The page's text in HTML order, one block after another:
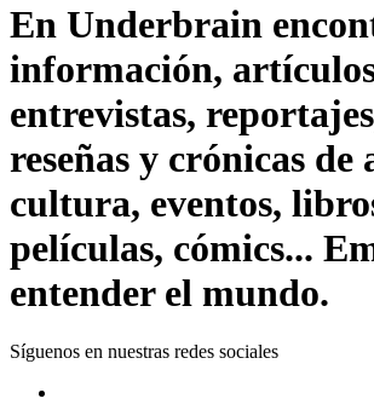
En Underbrain
información,
entrevistas,
reseñas y crónicas de
cultura, eventos,
películas, cómics...
entender el mundo.
Síguenos en nuestras redes sociales